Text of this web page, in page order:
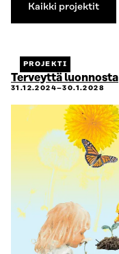
Kaikki projektit
Kaikki
PROJEKTI
Terveyttä luonnosta
31.12.2024–30.1.2028